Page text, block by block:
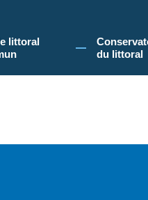
le site du Conservatoire du littoral,
littoral
du littoral